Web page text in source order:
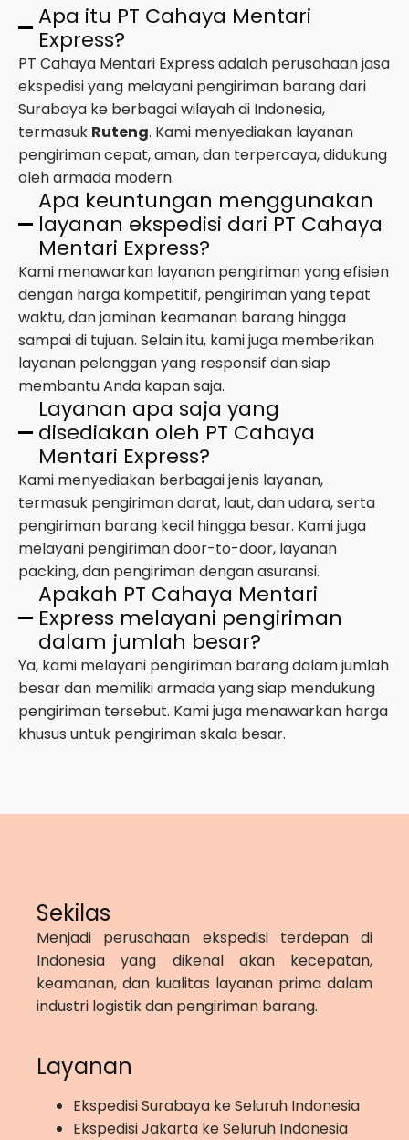
Apa itu PT Cahaya Mentari
Express?
PT Cahaya Mentari Express adalah perusahaan jasa
ekspedisi yang melayani pengiriman barang dari
Surabaya ke berbagai wilayah di Indonesia,
termasuk Ruteng. Kami menyediakan layanan
pengiriman cepat, aman, dan terpercaya, didukung
oleh armada modern.
Apa keuntungan menggunakan
layanan ekspedisi dari PT Cahaya
Mentari Express?
Kami menawarkan layanan pengiriman yang efisien
dengan harga kompetitif, pengiriman yang tepat
waktu, dan jaminan keamanan barang hingga
sampai di tujuan. Selain itu, kami juga memberikan
layanan pelanggan yang responsif dan siap
membantu Anda kapan saja.
Layanan apa saja yang
disediakan oleh PT Cahaya
Mentari Express?
Kami menyediakan berbagai jenis layanan,
termasuk pengiriman darat, laut, dan udara, serta
pengiriman barang kecil hingga besar. Kami juga
melayani pengiriman door-to-door, layanan
packing, dan pengiriman dengan asuransi.
Apakah PT Cahaya Mentari
Express melayani pengiriman
dalam jumlah besar?
Ya, kami melayani pengiriman barang dalam jumlah
besar dan memiliki armada yang siap mendukung
pengiriman tersebut. Kami juga menawarkan harga
khusus untuk pengiriman skala besar.
Sekilas
Menjadi perusahaan ekspedisi terdepan di
Indonesia yang dikenal akan kecepatan,
keamanan, dan kualitas layanan prima dalam
industri logistik dan pengiriman barang.
Layanan
Ekspedisi Surabaya ke Seluruh Indonesia
Ekspedisi Jakarta ke Seluruh Indonesia